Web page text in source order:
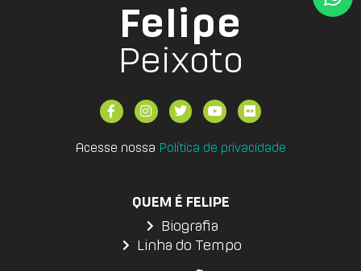
Felipe
Peixoto
Acesse nossa Política de privacidade
QUEM É FELIPE
Biografia
Linha do Tempo